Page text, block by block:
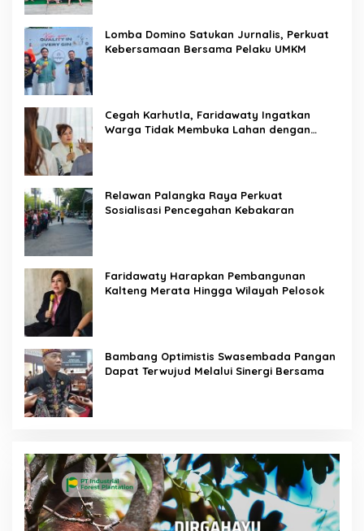
Lomba Domino Satukan Jurnalis, Perkuat
Kebersamaan Bersama Pelaku UMKM
Cegah Karhutla, Faridawaty Ingatkan
Warga Tidak Membuka Lahan dengan
Relawan Palangka Raya Perkuat
Sosialisasi Pencegahan Kebakaran
Faridawaty Harapkan Pembangunan
Kalteng Merata Hingga Wilayah Pelosok
Bambang Optimistis Swasembada Pangan
Dapat Terwujud Melalui Sinergi Bersama